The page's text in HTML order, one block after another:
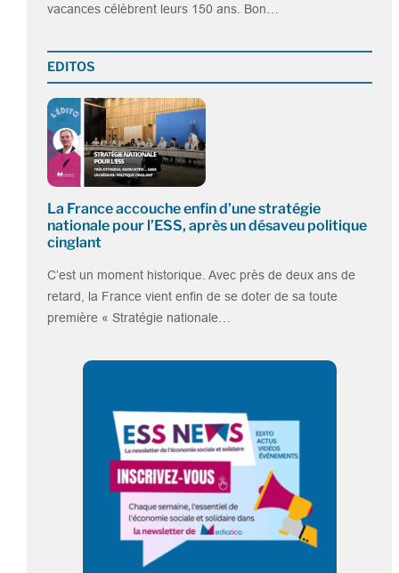
vacances célèbrent leurs 150 ans. Bon…
EDITOS
La France accouche enfin d’une stratégie
nationale pour l’ESS, après un désaveu politique
cinglant
C’est un moment historique. Avec près de deux ans de
retard, la France vient enfin de se doter de sa toute
première « Stratégie nationale…